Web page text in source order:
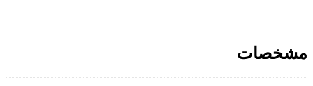
مشخصات